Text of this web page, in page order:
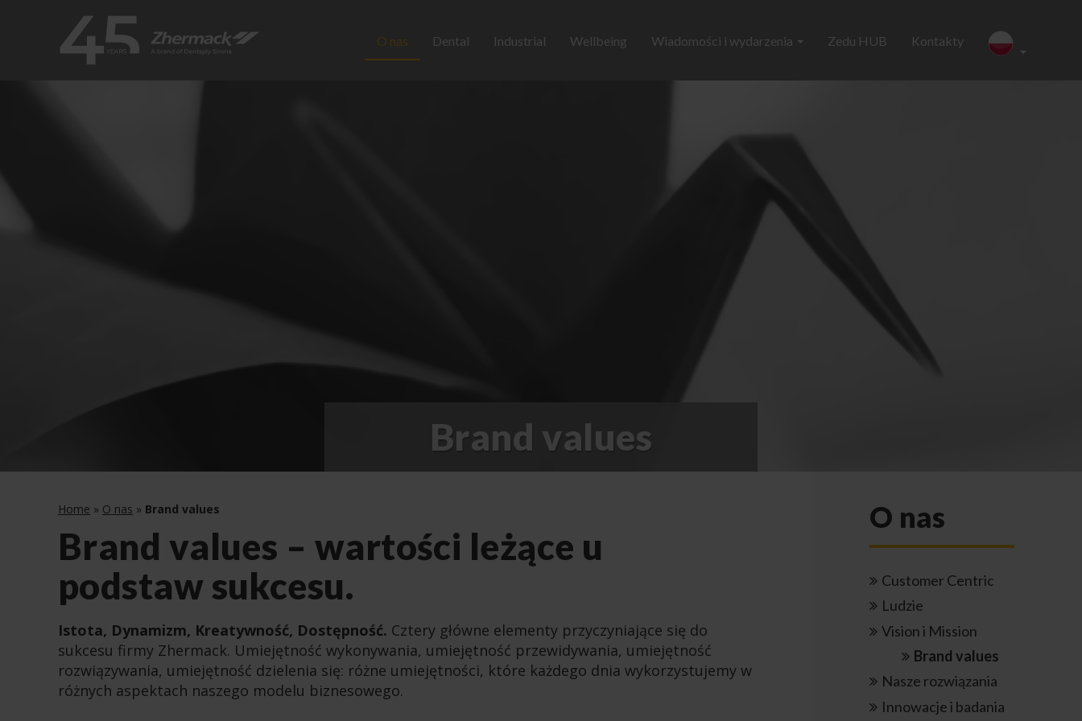
O nas Dental Industrial Wellbeing Wiadomości i wydarzenia Zedu HUB Kontakty
Brand values
Home » O nas » Brand values
Brand values – wartości leżące u
podstaw sukcesu.
Istota, Dynamizm, Kreatywność, Dostępność. Cztery główne elementy przyczyniające się do
sukcesu firmy Zhermack. Umiejętność wykonywania, umiejętność przewidywania, umiejętność
rozwiązywania, umiejętność dzielenia się: różne umiejętności, które każdego dnia wykorzystujemy w
różnych aspektach naszego modelu biznesowego.
O nas
Customer Centric
Ludzie
Vision i Mission
Brand values
Nasze rozwiązania
Innowacje i badania